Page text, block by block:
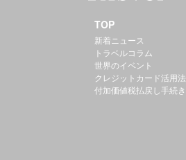
TOP
新着ニュース
トラベルコラム
世界のイベント
クレジットカード活用法
付加価値税払戻し手続き